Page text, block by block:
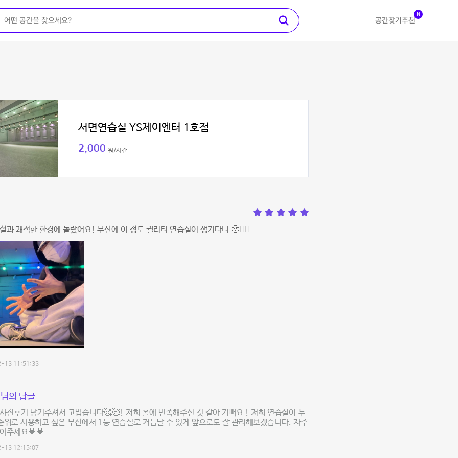
공간찾기 추천
N
서면연습실 YS제이엔터 1호점
2,000 원/시간
과 쾌적한 환경에 놀랐어요! 부산에 이 정도 퀄리티 연습실이 생기다니 🥹👍🏻
13 11:51:33
의 답글
진후기 남겨주셔서 고맙습니다🥰🥰! 저희 홀에 만족해주신 것 같아 기뻐요 ! 저희 연습실이 누
위로 사용하고 싶은 부산에서 1등 연습실로 거듭날 수 있게 앞으로도 잘 관리해보겠습니다. 자주
주세요💗💗
13 12:15:07